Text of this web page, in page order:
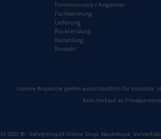
Firmenservice / Angebote
Fachberatung
Lieferung
Rücksendung
Bezahlung
Kontakt
Unsere Angebote gelten ausschließlich für Industrie,
Kein Verkauf an
2022 © - SafetyShop24 Online Shop. Nachdruck,